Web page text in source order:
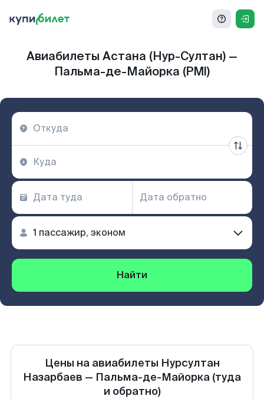
Авиабилеты Астана (Нур-Султан) —
Пальма-де-Майорка (PMI)
Найти
Цены на авиабилеты Нурсултан
Назарбаев — Пальма-де-Майорка (туда
и обратно)